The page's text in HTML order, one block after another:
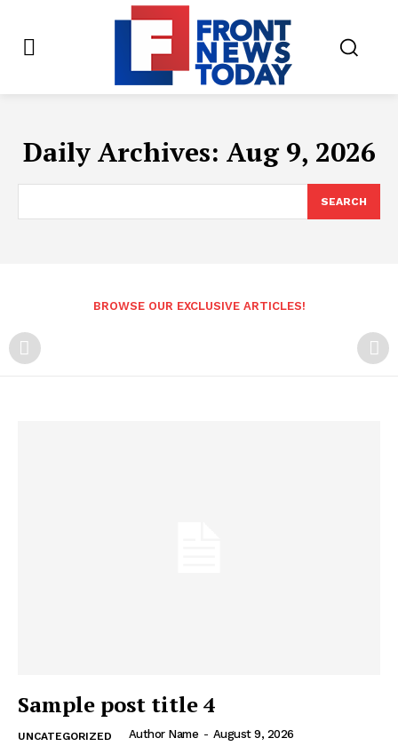
Daily Archives: Aug 9, 2026
SEARCH
BROWSE OUR EXCLUSIVE ARTICLES!
Sample post title 4
UNCATEGORIZED Author Name - August 9, 2026